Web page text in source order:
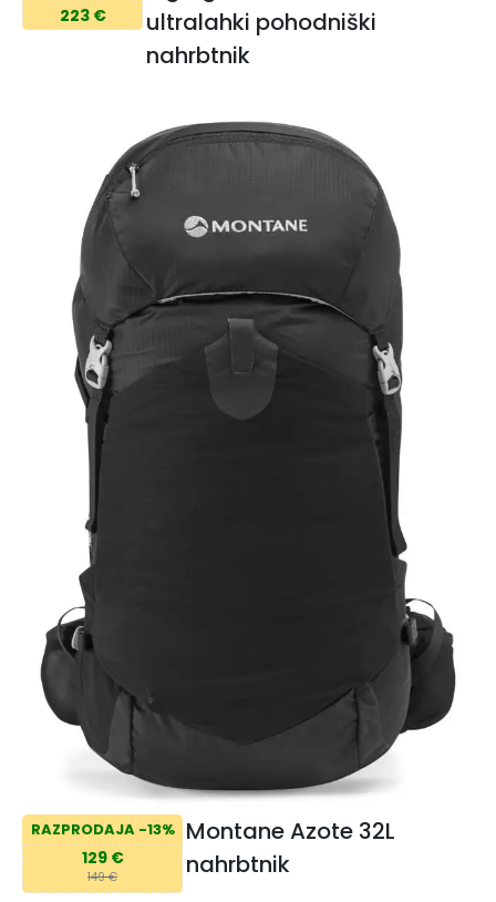
223 €
ultralahki pohodniški
nahrbtnik
RAZPRODAJA -13%
129 €
149 €
Montane Azote 32L
nahrbtnik